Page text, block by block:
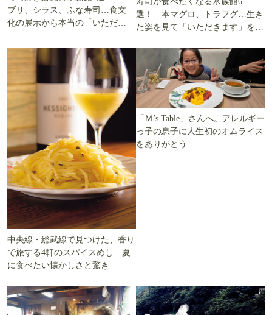
ブリ、シラス、ふな寿司…食文
化の展示から本当の「いただき
選！ 本マグロ、トラフグ…生き
た姿を見て「いただきます」を考
中央線・総武線で見つけた、香り
で旅する4軒のスパイスめし 夏
に食べたい懐かしさと驚き
「Ｍ’s Table」さんへ。アレルギー
っ子の息子に人生初のオムライス
をありがとう